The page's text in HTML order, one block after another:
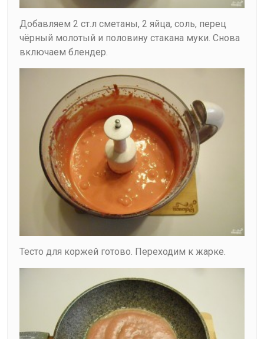
Добавляем 2 ст.л сметаны, 2 яйца, соль, перец
чёрный молотый и половину стакана муки. Снова
включаем блендер.
Тесто для коржей готово. Переходим к жарке.